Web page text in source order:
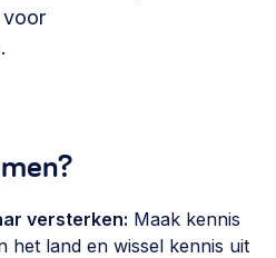
welkomstcultuur >
WijkWijzer >
voor
versterken: Maak kennis
het land en wissel kennis uit